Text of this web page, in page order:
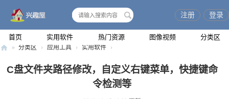
首页 实用软件 热门资源 图像视频 分类区
注册 登录
» 分类区 › 应用工具 › 实用软件 ›
C盘文件夹路径修改，自定义右键菜单，快捷键命
令检测等